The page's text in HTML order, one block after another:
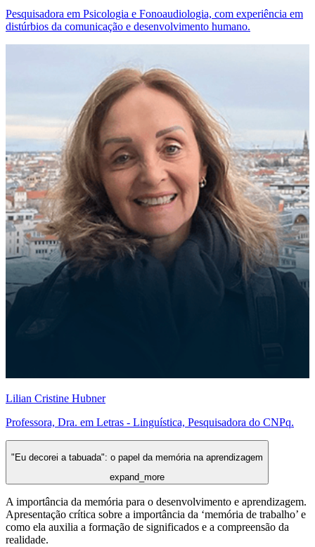
Pesquisadora em Psicologia e Fonoaudiologia, com experiência em
distúrbios da comunicação e desenvolvimento humano.
Lilian Cristine Hubner
Professora, Dra. em Letras - Linguística, Pesquisadora do CNPq.
"Eu decorei a tabuada": o papel da memória na aprendizagem
expand_more
A importância da memória para o desenvolvimento e aprendizagem.
Apresentação crítica sobre a importância da ‘memória de trabalho’ e
como ela auxilia a formação de significados e a compreensão da
realidade.